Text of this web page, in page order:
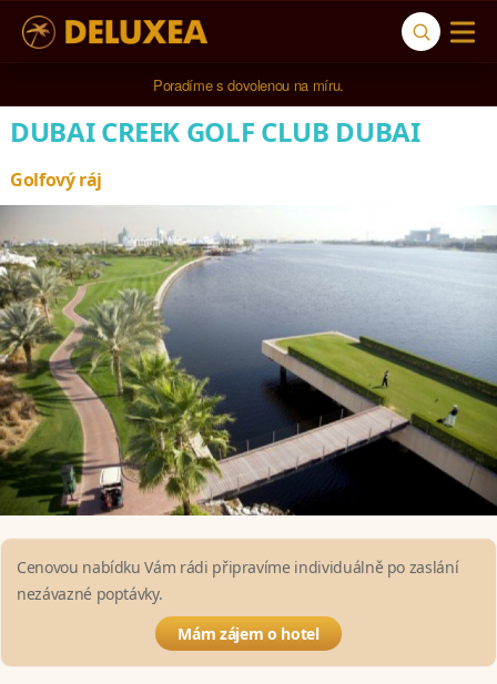
Poradíme s dovolenou na míru.
DUBAI CREEK GOLF CLUB DUBAI
Golfový ráj
Cenovou nabídku Vám rádi připravíme individuálně po zaslání
nezávazné poptávky.
Mám zájem o hotel